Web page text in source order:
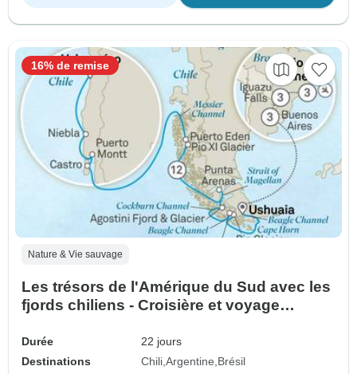
Nature & Vie sauvage
Les trésors de l'Amérique du Sud avec les
fjords chiliens - Croisière et voyage
Durée
22 jours
Destinations
Chili Argentine Brésil
16% de remise